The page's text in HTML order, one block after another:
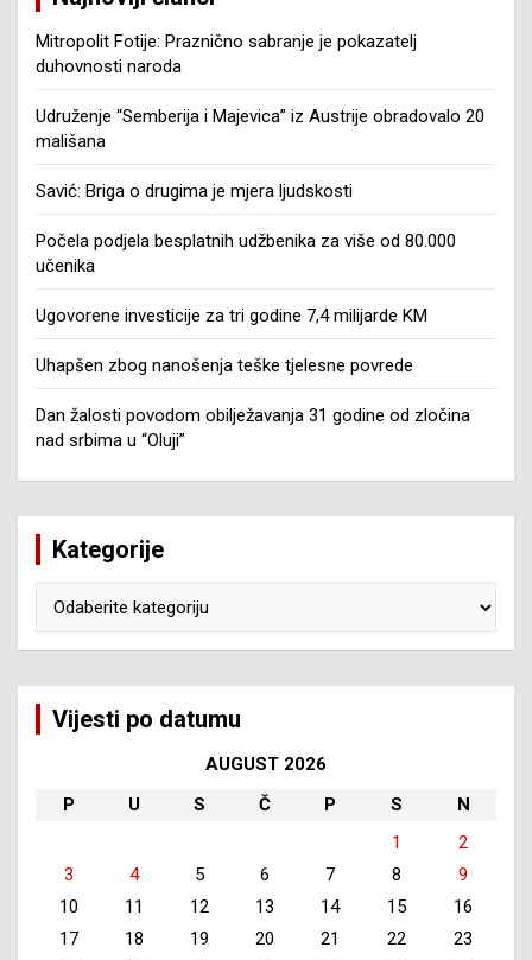
Mitropolit Fotije: Praznično sabranje je pokazatelj
duhovnosti naroda
Udruženje “Semberija i Majevica” iz Austrije obradovalo 20
mališana
Savić: Briga o drugima je mjera ljudskosti
Počela podjela besplatnih udžbenika za više od 80.000
učenika
Ugovorene investicije za tri godine 7,4 milijarde KM
Uhapšen zbog nanošenja teške tjelesne povrede
Dan žalosti povodom obilježavanja 31 godine od zločina
nad srbima u “Oluji”
Kategorije
Vijesti po datumu
AUGUST 2026
P
U S Č P S
N
1
2
3
4 5 6 7 8
9
10
11 12 13 14 15
16
17
18 19 20 21 22
23